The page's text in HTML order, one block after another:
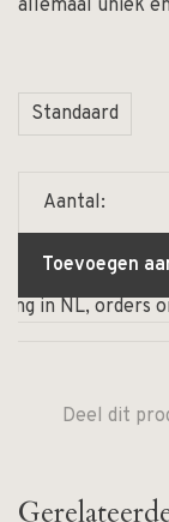
allemaal uniek
Standaard
Aantal:
Toevoegen
in NL, orders
Deel dit